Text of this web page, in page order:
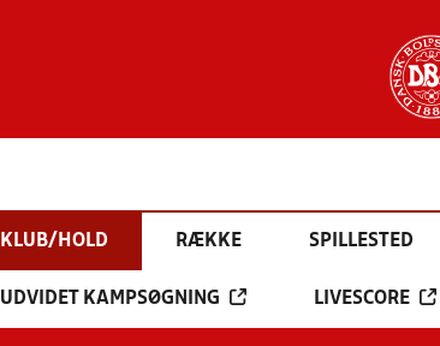
KLUB/HOLD RÆKKE SPILLESTED
UDVIDET KAMPSØGNING LIVESCORE